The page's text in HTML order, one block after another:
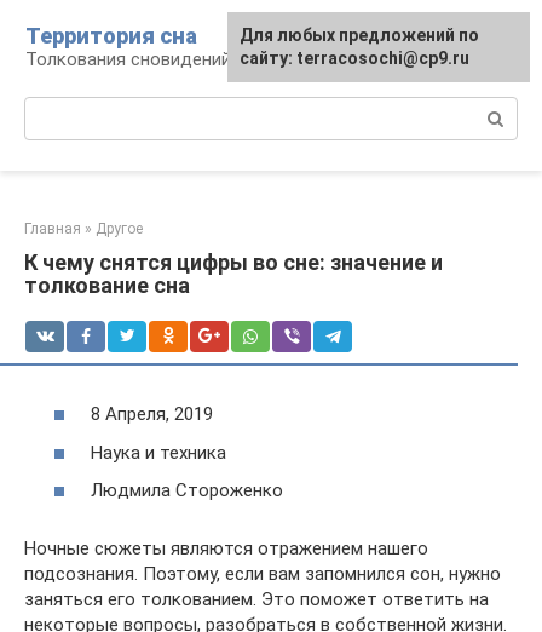
контенту
Территория сна
Толкования сновидений
Главная » Другое
К чему снятся цифры во сне: значение и
толкование сна
8 Апреля, 2019
Наука и техника
Людмила Стороженко
Ночные сюжеты являются отражением нашего
подсознания. Поэтому, если вам запомнился сон, нужно
заняться его толкованием. Это поможет ответить на
некоторые вопросы, разобраться в собственной жизни.
Для любых предложений по
сайту: terracosochi@cp9.ru